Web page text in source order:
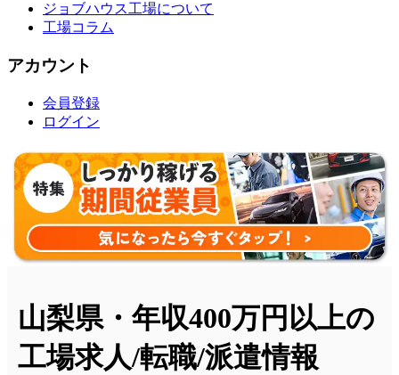
ジョブハウス工場について
工場コラム
アカウント
会員登録
ログイン
山梨県・年収400万円以上の
工場求人/転職/派遣情報